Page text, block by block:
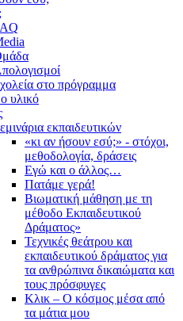
στο πρόγραμμα
υλικό
εκπαιδευτικών
«κι αν ήσουν εσύ;» - στόχοι,
μεθοδολογία, δράσεις
Εγώ και ο άλλος…
Πατάμε γερά!
Βιωματική μάθηση με τη
μέθοδο Εκπαιδευτικού
Δράματος»
Τεχνικές θεάτρου και
εκπαιδευτικού δράματος για
τα ανθρώπινα δικαιώματα και
τους πρόσφυγες
Κλικ – Ο κόσμος μέσα από
τα μάτια μου